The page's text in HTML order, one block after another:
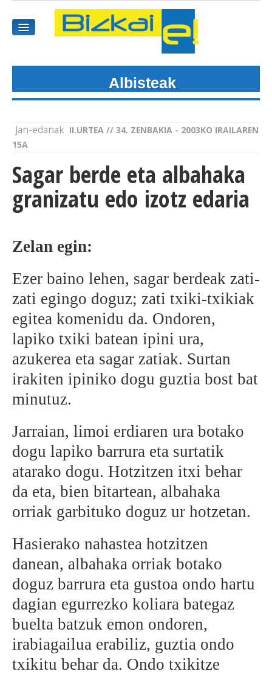
GAIAK
AGENDEA
KOMUNITATEA
BEREZIAK
ARGAZKIAK
... AUKERA GEHIAGO
Albisteak
Jan-edanak II.URTEA // 34. ZENBAKIA - 2003KO IRAILAREN
15A
Sagar berde eta albahaka
granizatu edo izotz edaria
Zelan egin:
Ezer baino lehen, sagar berdeak zati-
zati egingo doguz; zati txiki-txikiak
egitea komenidu da. Ondoren,
lapiko txiki batean ipini ura,
azukerea eta sagar zatiak. Surtan
irakiten ipiniko dogu guztia bost bat
minutuz.
Jarraian, limoi erdiaren ura botako
dogu lapiko barrura eta surtatik
atarako dogu. Hotzitzen itxi behar
da eta, bien bitartean, albahaka
orriak garbituko doguz ur hotzetan.
Hasierako nahastea hotzitzen
danean, albahaka orriak botako
doguz barrura eta gustoa ondo hartu
dagian egurrezko koliara bategaz
buelta batzuk emon ondoren,
irabiagailua erabiliz, guztia ondo
txikitu behar da. Ondo txikitze